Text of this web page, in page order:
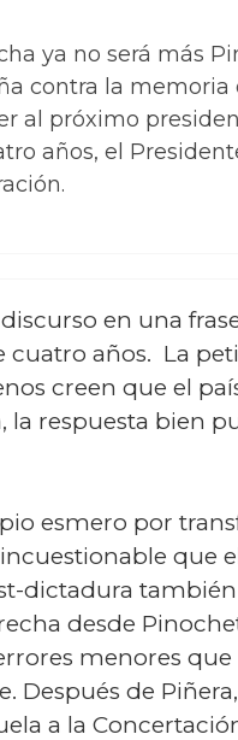
ya no será más
contra la
al próximo
años, el
en una
años. La
creen que el
respuesta bien
esmero por
que
dictadura
desde
menores que
de
a la